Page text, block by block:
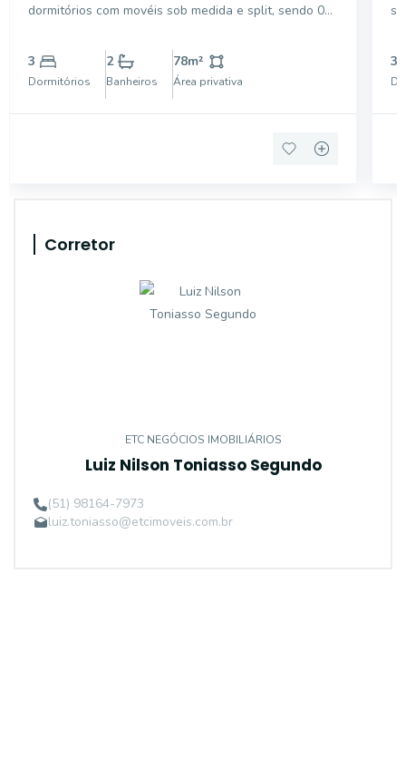
dormitórios com movéis sob medida e split, sendo 01
cozinha com móveis sob medida, 01 banheiro e um
lavabo, área com lavanderia e móveis sob medida,
3
Dormitórios
2
Banheiros
78m²
Área privativa
3
Corretor
ETC NEGÓCIOS IMOBILIÁRIOS
Luiz Nilson Toniasso Segundo
(51) 98164-7973
luiz.toniasso@etcimoveis.com.br